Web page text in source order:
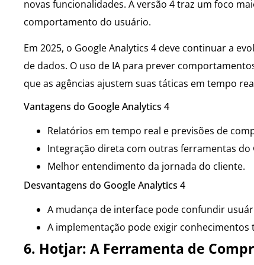
novas funcionalidades. A versão 4 traz um foco
comportamento do usuário.
Em 2025, o Google Analytics 4 deve continuar a
de dados. O uso de IA para prever
que as agências ajustem suas táticas em tempo
Vantagens do Google Analytics 4
Relatórios em tempo real e previsões de
Integração direta com outras ferramentas do
Melhor entendimento da jornada do cliente.
Desvantagens do Google Analytics 4
A mudança de interface pode confundir
A implementação pode exigir conhecimentos
6. Hotjar: A Ferramenta de